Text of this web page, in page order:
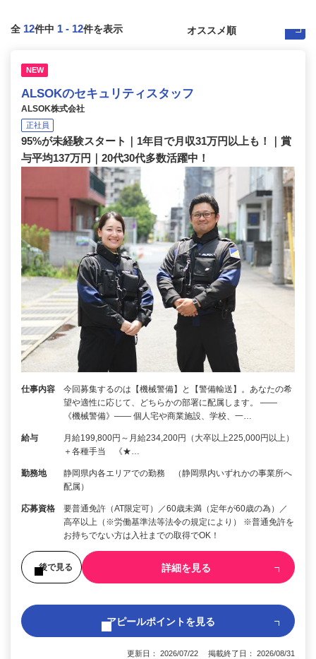
全 12件中 1 - 12件を表示
NEW
ALSOKのセキュリティスタッフ
ALSOK株式会社
正社員
95%が未経験スタート｜1年目で月収31万円以上も！｜賞
与平均137万円｜20代30代多数活躍中！
仕事内容
今回募集するのは【機械警備】と【警備輸送】。あなたの希
望や適性に応じて、どちらかの部署に配属します。 ――
《機械警備》―― 個人宅や商業施設、学校、一…
給与
月給199,800円～月給234,200円（大卒以上225,000円以上）
＋各種手当 《★…
勤務地
静岡県内各エリアでの勤務 （静岡県内いずれかの事業所へ
配属）
応募資格
要普通免許（AT限定可）／60歳未満（定年が60歳の為）／
高卒以上（※労働基準法等法令の規定により） ※普通免許を
お持ちでない方は入社までの取得でOK！
後で見る 詳細を見る
アピールポイントを見る
更新日： 2026/07/22 掲載終了日： 2026/08/31